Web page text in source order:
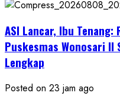
ASI Lancar, Ibu Tenang:
Puskesmas Wonosari II
Lengkap
Posted on 23 jam ago